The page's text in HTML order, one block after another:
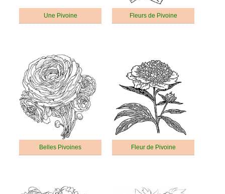
Une Pivoine Fleurs de Pivoine
Belles Pivoines Fleur de Pivoine